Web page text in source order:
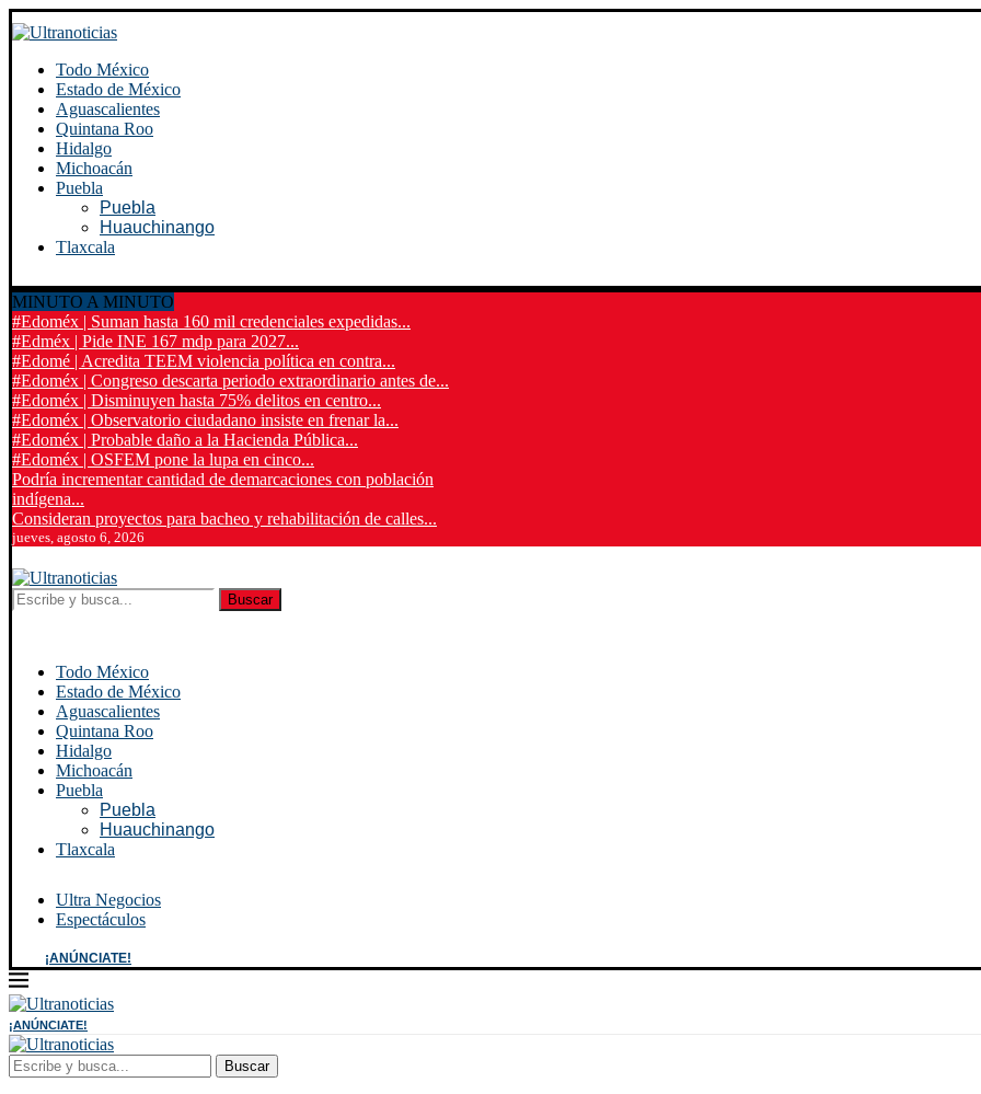
Todo México
Estado de México
Aguascalientes
Quintana Roo
Hidalgo
Michoacán
Puebla
Puebla
Huauchinango
Tlaxcala
MINUTO A MINUTO
#Edoméx | Suman hasta 160 mil credenciales expedidas...
#Edméx | Pide INE 167 mdp para 2027...
#Edomé | Acredita TEEM violencia política en contra...
#Edoméx | Congreso descarta periodo extraordinario antes de...
#Edoméx | Disminuyen hasta 75% delitos en centro...
#Edoméx | Observatorio ciudadano insiste en frenar la...
#Edoméx | Probable daño a la Hacienda Pública...
#Edoméx | OSFEM pone la lupa en cinco...
Podría incrementar cantidad de demarcaciones con población
indígena...
Consideran proyectos para bacheo y rehabilitación de calles...
jueves, agosto 6, 2026
Buscar
Todo México
Estado de México
Aguascalientes
Quintana Roo
Hidalgo
Michoacán
Puebla
Puebla
Huauchinango
Tlaxcala
Ultra Negocios
Espectáculos
¡ANÚNCIATE!
¡ANÚNCIATE!
Buscar